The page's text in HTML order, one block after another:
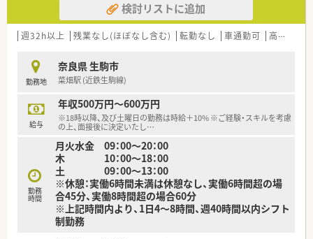
【法人特徴について】
■奈良県生駒市に3店舗、東大阪市に1店舗の計4店舗を展開され
ており地域密着型の調剤薬局を運営されています。
域のかかりつけ薬局を目指しています。
■在宅医療に非常に力を入れており、居宅・施設双方に対応し地
域からの信頼も厚い企業です。
検討リストに追加
週32h以上 残業なし(ほぼなし含む) 転勤なし 車通勤可 高給与(600万円以上)
勤務地
奈良県 生駒市
菜畑駅 (近鉄生駒線)
給与
年収500万円～600万円
※18時以降、及び土曜日の勤務は時給＋10% ※ご経験・スキルを考慮
の上、面接後に決定いたし…
勤務
時間
月火水金 09：00～20：00
木 10：00～18：00
土 09：00～13：00
※休憩：実働6時間未満は休憩なし、実働6時間超の場
合45分、実働8時間超の場合60分
※上記時間内より、1日4～8時間、週40時間以内シフト
制勤務